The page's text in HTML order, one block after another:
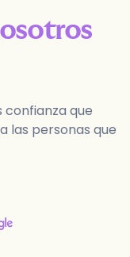
que
las personas que